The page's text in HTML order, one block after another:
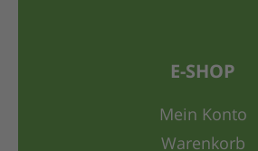
E-SHOP
Mein Konto
Warenkorb